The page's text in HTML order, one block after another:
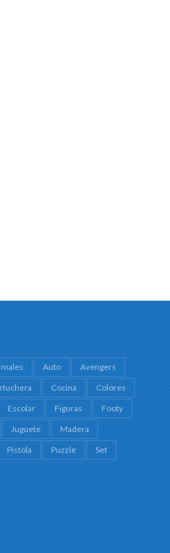
Auto
Avengers
Cocina
Colores
Escolar Figuras
Footy
Juguete
Madera
Pistola Puzzle
Set